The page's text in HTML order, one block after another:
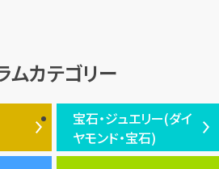
プリーム ウブロ
ルイ・ヴィトン 豆知識 カルティエ
・相場 グッチ 買取 プラダ
ムカテゴリー
宝石・ジュエリー(ダイ
ヤモンド・宝石)